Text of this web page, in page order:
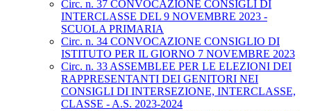
Circ. n. 37 CONVOCAZIONE CONSIGLI DI
INTERCLASSE DEL 9 NOVEMBRE 2023 -
SCUOLA PRIMARIA
Circ. n. 34 CONVOCAZIONE CONSIGLIO DI
ISTITUTO PER IL GIORNO 7 NOVEMBRE 2023
Circ. n. 33 ASSEMBLEE PER LE ELEZIONI DEI
RAPPRESENTANTI DEI GENITORI NEI
CONSIGLI DI INTERSEZIONE, INTERCLASSE,
CLASSE - A.S. 2023-2024